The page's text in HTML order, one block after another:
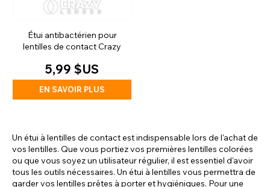
Étui antibactérien pour
lentilles de contact Crazy
5,99 $US
EN SAVOIR PLUS
Un étui à lentilles de contact est indispensable lors de l'achat de
vos lentilles. Que vous portiez vos premières lentilles colorées
ou que vous soyez un utilisateur régulier, il est essentiel d'avoir
tous les outils nécessaires. Un étui à lentilles vous permettra de
garder vos lentilles prêtes à porter et hygiéniques. Pour une